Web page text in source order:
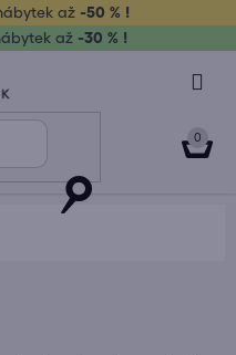
až-50 % !
až -30 % !